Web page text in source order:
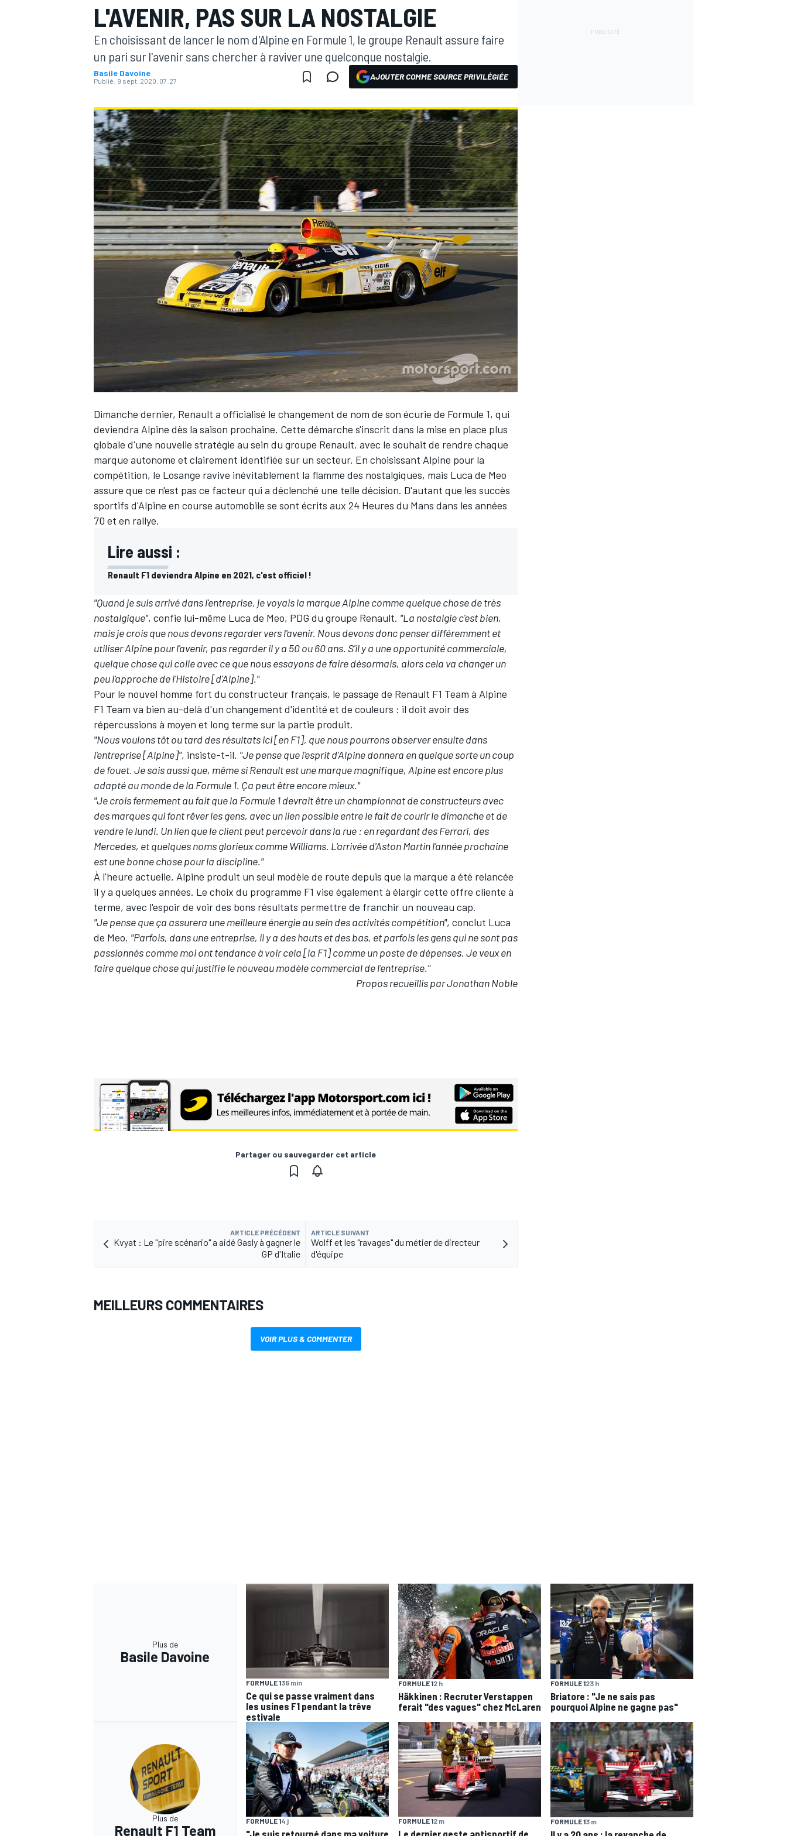
WRC
WEC
AUTRES CHAMPIONNATS
L'AVENIR, PAS SUR LA NOSTALGIE
En choisissant de lancer le nom d'Alpine en Formule 1, le groupe Renault assure faire
un pari sur l'avenir sans chercher à raviver une quelconque nostalgie.
Basile Davoine
Publié: 9 sept. 2020, 07:27 AJOUTER COMME SOURCE PRIVILÉGIÉE
Dimanche dernier, Renault a officialisé le changement de nom de son écurie de Formule 1, qui
deviendra Alpine dès la saison prochaine. Cette démarche s'inscrit dans la mise en place plus
globale d'une nouvelle stratégie au sein du groupe Renault, avec le souhait de rendre chaque
marque autonome et clairement identifiée sur un secteur. En choisissant Alpine pour la
compétition, le Losange ravive inévitablement la flamme des nostalgiques, mais Luca de Meo
assure que ce n'est pas ce facteur qui a déclenché une telle décision. D'autant que les succès
sportifs d'Alpine en course automobile se sont écrits aux 24 Heures du Mans dans les années
70 et en rallye.
Lire aussi :
Renault F1 deviendra Alpine en 2021, c'est officiel !
"Quand je suis arrivé dans l'entreprise, je voyais la marque Alpine comme quelque chose de très
nostalgique", confie lui-même Luca de Meo, PDG du groupe Renault. "La nostalgie c'est bien,
mais je crois que nous devons regarder vers l'avenir. Nous devons donc penser différemment et
utiliser Alpine pour l'avenir, pas regarder il y a 50 ou 60 ans. S'il y a une opportunité commerciale,
quelque chose qui colle avec ce que nous essayons de faire désormais, alors cela va changer un
peu l'approche de l'Histoire [d'Alpine]."
Pour le nouvel homme fort du constructeur français, le passage de Renault F1 Team à Alpine
F1 Team va bien au-delà d'un changement d'identité et de couleurs : il doit avoir des
répercussions à moyen et long terme sur la partie produit.
"Nous voulons tôt ou tard des résultats ici [en F1], que nous pourrons observer ensuite dans
l'entreprise [Alpine]", insiste-t-il. "Je pense que l'esprit d'Alpine donnera en quelque sorte un coup
de fouet. Je sais aussi que, même si Renault est une marque magnifique, Alpine est encore plus
adapté au monde de la Formule 1. Ça peut être encore mieux."
"Je crois fermement au fait que la Formule 1 devrait être un championnat de constructeurs avec
des marques qui font rêver les gens, avec un lien possible entre le fait de courir le dimanche et de
vendre le lundi. Un lien que le client peut percevoir dans la rue : en regardant des Ferrari, des
Mercedes, et quelques noms glorieux comme Williams. L'arrivée d'Aston Martin l'année prochaine
est une bonne chose pour la discipline."
À l'heure actuelle, Alpine produit un seul modèle de route depuis que la marque a été relancée
il y a quelques années. Le choix du programme F1 vise également à élargir cette offre cliente à
terme, avec l'espoir de voir des bons résultats permettre de franchir un nouveau cap.
"Je pense que ça assurera une meilleure énergie au sein des activités compétition", conclut Luca
de Meo. "Parfois, dans une entreprise, il y a des hauts et des bas, et parfois les gens qui ne sont pas
passionnés comme moi ont tendance à voir cela [la F1] comme un poste de dépenses. Je veux en
faire quelque chose qui justifie le nouveau modèle commercial de l'entreprise."
Propos recueillis par Jonathan Noble
Partager ou sauvegarder cet article
ARTICLE PRÉCÉDENT
Kvyat : Le "pire scénario" a aidé Gasly à gagner le
GP d'Italie
ARTICLE SUIVANT
Wolff et les "ravages" du métier de directeur
d'équipe
MEILLEURS COMMENTAIRES
VOIR PLUS & COMMENTER
Plus de
Basile Davoine
FORMULE 136 min
Ce qui se passe vraiment dans
les usines F1 pendant la trêve
estivale
FORMULE 12 h
Häkkinen : Recruter Verstappen
ferait "des vagues" chez McLaren
FORMULE 123 h
Briatore : "Je ne sais pas
pourquoi Alpine ne gagne pas"
Plus de
Renault F1 Team
FORMULE 14 j FORMULE 12 m FORMULE 13 m